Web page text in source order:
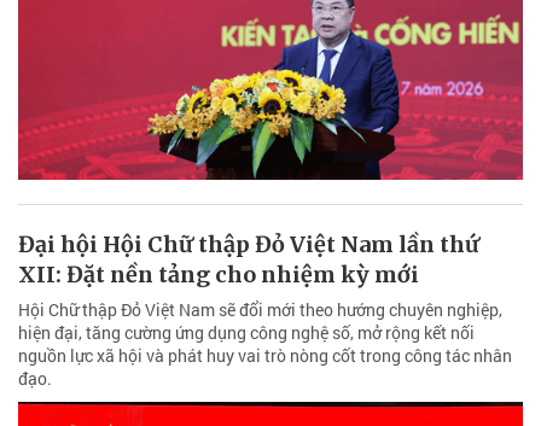
Đại hội Hội Chữ thập Đỏ Việt Nam lần thứ
XII: Đặt nền tảng cho nhiệm kỳ mới
Hội Chữ thập Đỏ Việt Nam sẽ đổi mới theo hướng chuyên nghiệp,
hiện đại, tăng cường ứng dụng công nghệ số, mở rộng kết nối
nguồn lực xã hội và phát huy vai trò nòng cốt trong công tác nhân
đạo.